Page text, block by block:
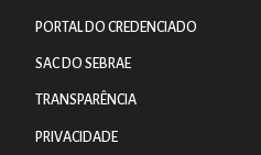
PORTAL DO CREDENCIADO
SAC DO SEBRAE
TRANSPARÊNCIA
PRIVACIDADE